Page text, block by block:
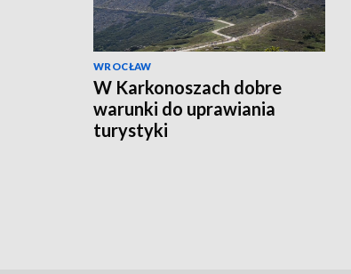
WROCŁAW
W Karkonoszach dobre
warunki do uprawiania
turystyki